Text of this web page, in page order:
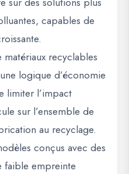
capables de
matériaux recyclables
logique d’économie
limiter l’impact
sur l’ensemble de
au recyclage.
conçus avec des
faible empreinte